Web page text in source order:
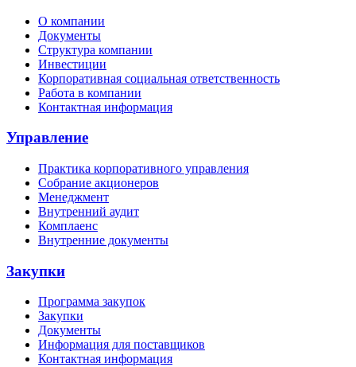
О компании
Документы
Структура компании
Инвестиции
Корпоративная социальная ответственность
Работа в компании
Контактная информация
Управление
Практика корпоративного управления
Собрание акционеров
Менеджмент
Внутренний аудит
Комплаенс
Внутренние документы
Закупки
Программа закупок
Закупки
Документы
Информация для поставщиков
Контактная информация